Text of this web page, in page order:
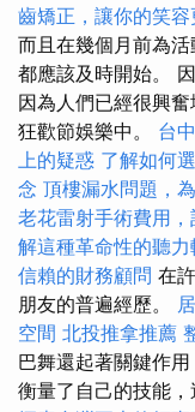
齒矯正，讓你的笑
而且在幾個月前為
都應該及時開始。
因為人們已經很興
狂歡節娛樂中。 台
上的疑惑 了解如何
念 頂樓漏水問題，
老花雷射手術費用
解這種革命性的聽
信賴的財務顧問 在
朋友的普遍經歷。
空間 北投推拿推薦
巴舞還起著關鍵作
衡量了自己的技能，